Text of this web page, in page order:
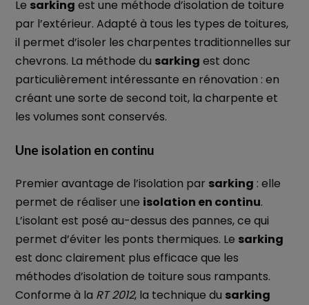
Le sarking est une méthode d’isolation de toiture
par l’extérieur. Adapté à tous les types de toitures,
il permet d’isoler les charpentes traditionnelles sur
chevrons. La méthode du sarking est donc
particulièrement intéressante en rénovation : en
créant une sorte de second toit, la charpente et
les volumes sont conservés.
Une isolation en continu
Premier avantage de l’isolation par sarking : elle
permet de réaliser une isolation en continu.
L’isolant est posé au-dessus des pannes, ce qui
permet d’éviter les ponts thermiques. Le sarking
est donc clairement plus efficace que les
méthodes d’isolation de toiture sous rampants.
Conforme à la RT 2012, la technique du sarking